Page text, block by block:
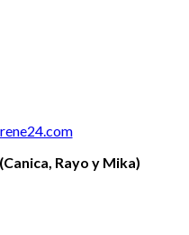
Rayo y Mika)